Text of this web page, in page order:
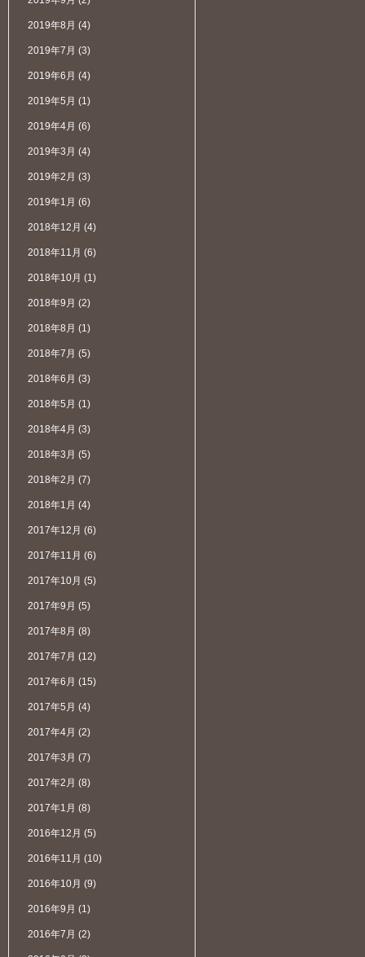
2019年8月 (4)
2019年7月 (3)
2019年6月 (4)
2019年5月 (1)
2019年4月 (6)
2019年3月 (4)
2019年2月 (3)
2019年1月 (6)
2018年12月 (4)
2018年11月 (6)
2018年10月 (1)
2018年9月 (2)
2018年8月 (1)
2018年7月 (5)
2018年6月 (3)
2018年5月 (1)
2018年4月 (3)
2018年3月 (5)
2018年2月 (7)
2018年1月 (4)
2017年12月 (6)
2017年11月 (6)
2017年10月 (5)
2017年9月 (5)
2017年8月 (8)
2017年7月 (12)
2017年6月 (15)
2017年5月 (4)
2017年4月 (2)
2017年3月 (7)
2017年2月 (8)
2017年1月 (8)
2016年12月 (5)
2016年11月 (10)
2016年10月 (9)
2016年9月 (1)
2016年7月 (2)